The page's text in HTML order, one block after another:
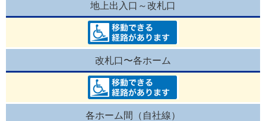
地上出入口～改札口
改札口〜各ホーム
各ホーム間（自社線）